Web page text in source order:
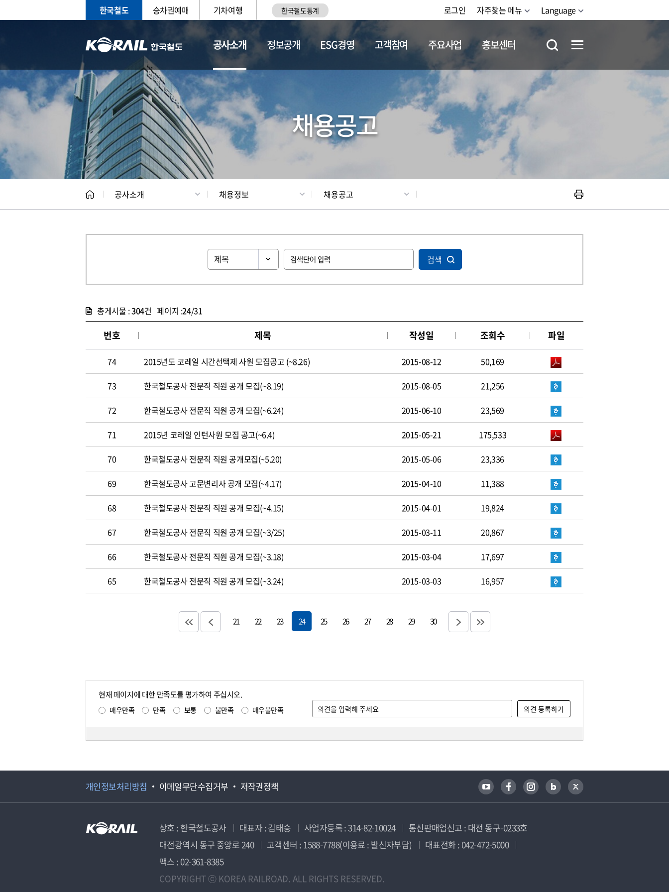
한국철도 승차권예매 기차여행 한국철도통계 로그인 자주찾는 메뉴 Language
공사소개
CEO 일반현황 채용정보
정보공개 ESG경영 고객참여 주요사업 홍보센터
채용공고
공사소개 채용정보 채용공고
검색
총게시물 :304건 페이지 :24/31
번호 제목 작성일 조회수 파일
74 2015년도 코레일 시간선택제 사원 모집공고 (~8.26) 2015-08-12 50,169
73 한국철도공사 전문직 직원 공개 모집(~8.19) 2015-08-05 21,256
72 한국철도공사 전문직 직원 공개 모집(~6.24) 2015-06-10 23,569
71 2015년 코레일 인턴사원 모집 공고(~6.4) 2015-05-21 175,533
70 한국철도공사 전문직 직원 공개모집(~5.20) 2015-05-06 23,336
69 한국철도공사 고문변리사 공개 모집(~4.17) 2015-04-10 11,388
68 한국철도공사 전문직 직원 공개 모집(~4.15) 2015-04-01 19,824
67 한국철도공사 전문직 직원 공개 모집(~3/25) 2015-03-11 20,867
66 한국철도공사 전문직 직원 공개 모집(~3.18) 2015-03-04 17,697
65 한국철도공사 전문직 직원 공개 모집(~3.24) 2015-03-03 16,957
21 22 23 24 25 26 27 28 29 30
현재 페이지에 대한 만족도를 평가하여 주십시오.
매우만족 만족 보통 불만족 매우불만족
개인정보처리방침 이메일무단수집거부 저작권정책
상호 : 한국철도공사 대표자 : 김태승 사업자등록 : 314-82-10024
통신판매업신고 : 대전 동구-0233호
대전광역시 동구 중앙로 240
고객센터 : 1588-7788(이용료 : 발신자부담)
대표전화 : 042-472-5000
팩스 : 02-361-8385
COPYRIGHT ⓒ KOREA RAILROAD. ALL RIGHTS RESERVED.